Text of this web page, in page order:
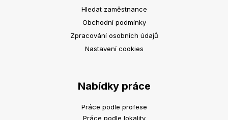
Hledat zaměstnance
Obchodní podmínky
Zpracování osobních údajů
Nastavení cookies
Nabídky práce
Práce podle profese
Práce podle lokality